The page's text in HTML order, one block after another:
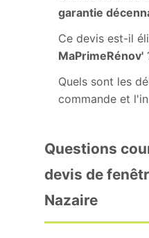
garantie
Ce devis est-il
MaPrimeRénov'
Quels sont les
commande et
Questions
devis de
Nazaire